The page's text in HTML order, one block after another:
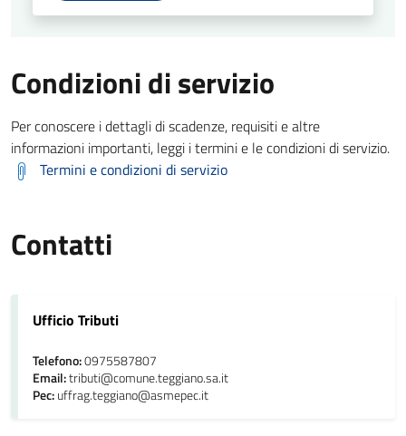
Condizioni di servizio
Per conoscere i dettagli di scadenze, requisiti e altre
informazioni importanti, leggi i termini e le condizioni di servizio.
Termini e condizioni di servizio
Contatti
Ufficio Tributi
Telefono:0975587807
Email:tributi@comune.teggiano.sa.it
Pec:uffrag.teggiano@asmepec.it